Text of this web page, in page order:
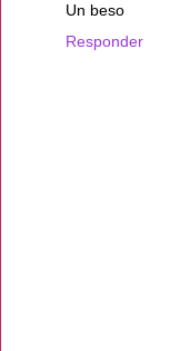
Un beso
Responder